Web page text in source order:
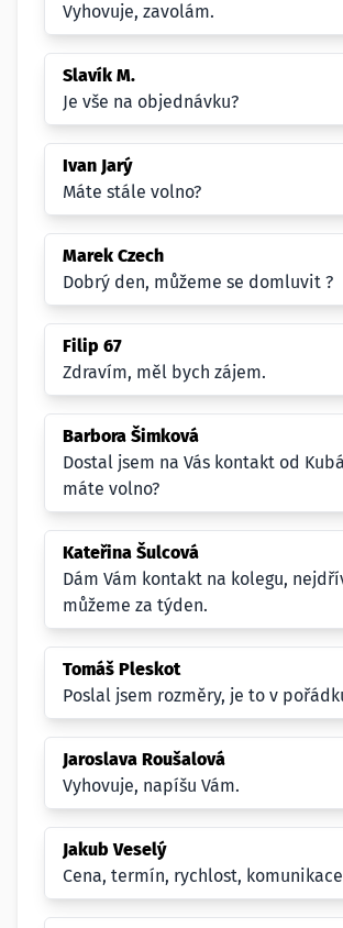
Vyhovuje, zavolám.
Slavík M.
Je vše na objednávku?
Ivan Jarý
Máte stále volno?
Marek Czech
Dobrý den, můžeme se domluvit ?
Filip 67
Zdravím, měl bych zájem.
Barbora Šimková
Dostal jsem na Vás kontakt od
máte volno?
Kateřina Šulcová
Dám Vám kontakt na kolegu,
můžeme za týden.
Tomáš Pleskot
Poslal jsem rozměry, je to v
Jaroslava Roušalová
Vyhovuje, napíšu Vám.
Jakub Veselý
Cena, termín, rychlost,